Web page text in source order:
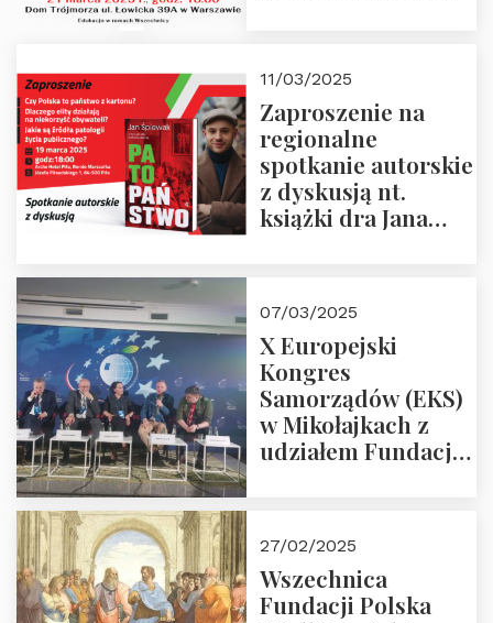
i prof.
Krasnodębski
11/03/2025
Zaproszenie na
regionalne
spotkanie autorskie
z dyskusją nt.
książki dra Jana
07/03/2025
X Europejski
Kongres
Samorządów (EKS)
w Mikołajkach z
udziałem Fundacji
27/02/2025
Wszechnica
Fundacji Polska